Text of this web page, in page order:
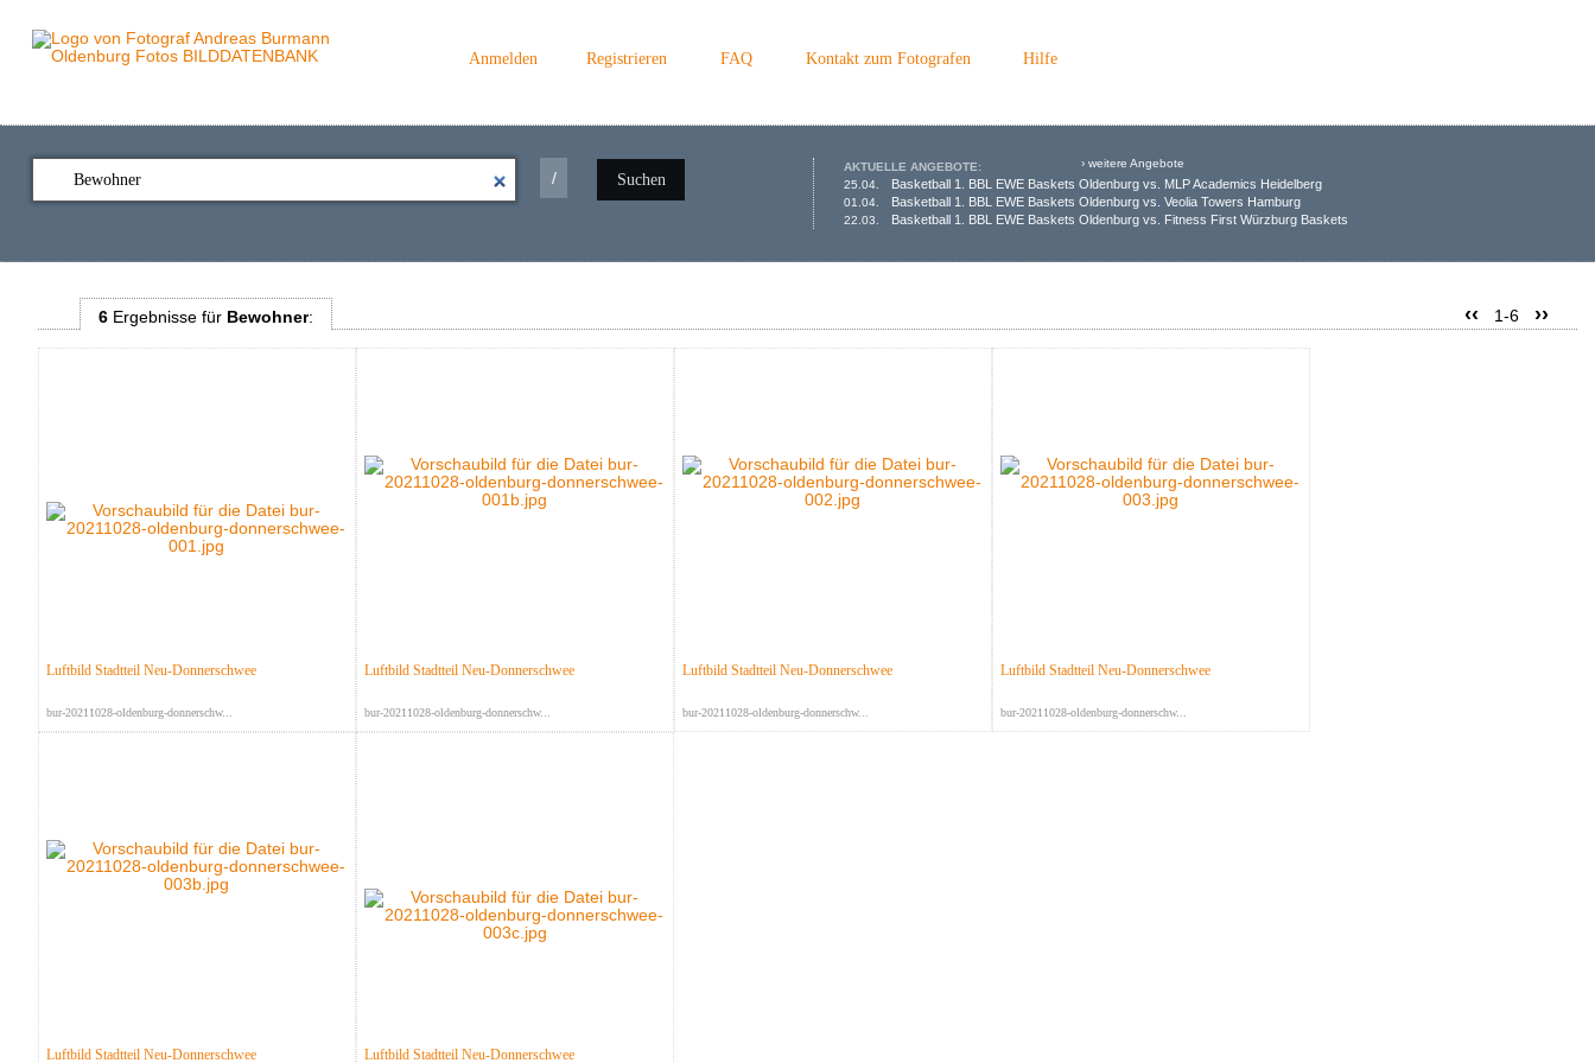
Anmelden Registrieren FAQ Kontakt zum Fotografen Hilfe
/ Suchen
› weitere Angebote
AKTUELLE ANGEBOTE:
25.04.
Basketball 1. BBL EWE Baskets Oldenburg vs. MLP Academics Heidelberg
01.04. Basketball 1. BBL EWE Baskets Oldenburg vs. Veolia Towers Hamburg
22.03. Basketball 1. BBL EWE Baskets Oldenburg vs. Fitness First Würzburg Baskets
6Ergebnisse für Bewohner: ‹‹ 1-6 ››
Luftbild Stadtteil Neu-Donnerschwee
bur-20211028-oldenburg-donnerschw...
Luftbild Stadtteil Neu-Donnerschwee
bur-20211028-oldenburg-donnerschw...
Luftbild Stadtteil Neu-Donnerschwee
bur-20211028-oldenburg-donnerschw...
Luftbild Stadtteil Neu-Donnerschwee
bur-20211028-oldenburg-donnerschw...
Luftbild Stadtteil Neu-Donnerschwee Luftbild Stadtteil Neu-Donnerschwee